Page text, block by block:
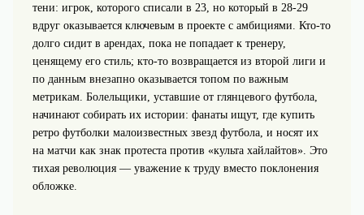
тени: игрок, которого списали в 23, но который в 28‑29
вдруг оказывается ключевым в проекте с амбициями. Кто‑то
долго сидит в арендах, пока не попадает к тренеру,
ценящему его стиль; кто‑то возвращается из второй лиги и
по данным внезапно оказывается топом по важным
метрикам. Болельщики, уставшие от глянцевого футбола,
начинают собирать их истории: фанаты ищут, где купить
ретро футболки малоизвестных звезд футбола, и носят их
на матчи как знак протеста против «культа хайлайтов». Это
тихая революция — уважение к труду вместо поклонения
обложке.